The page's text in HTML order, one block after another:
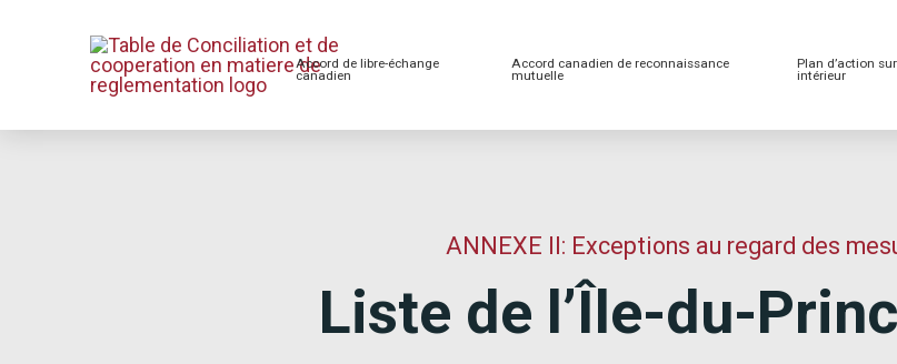
Accord de libre-échange
canadien
Accord canadien de reconnaissance
mutuelle
Plan d’action
intérieur
ANNEXE II: Exceptions au regard des
Liste de l’Île-du-